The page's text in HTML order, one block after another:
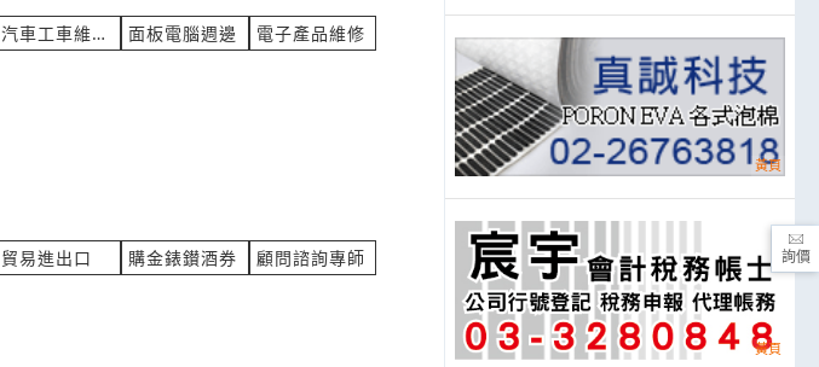
時間:08/05 14:52
***ta3936@gmail.com
碳粉夾估價單費用
產業:辦公事務維修租賃買賣
汽車工車維修租賃買賣 面板電腦週邊
電子產品維修
貿易進出口 購金錶鑚酒券
顧問諮詢專師
詢價